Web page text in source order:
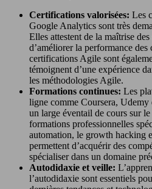
Certifications valorisées: Les
Google Analytics sont très
Elles attestent de la maîtrise
d’améliorer la performance
certifications Agile sont
témoignent d’une expérience
les méthodologies Agile.
Formations continues: Les
ligne comme Coursera,
un large éventail de cours sur
formations professionnelles
automation, le growth hacking
permettent d’acquérir des
spécialiser dans un domaine
Autodidaxie et veille:
l’autodidaxie sont essentiels